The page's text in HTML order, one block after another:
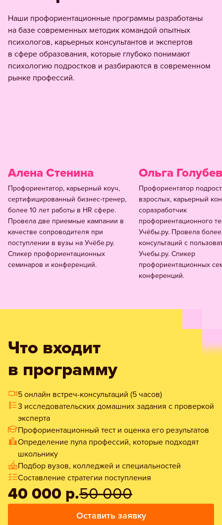
Наши профориентационные программы разработаны
на базе современных методик командой опытных
психологов, карьерных консультантов и экспертов
в сфере образования, которые глубоко понимают
психологию подростков и разбираются в современном
рынке профессий.
Алена Стенина
Профориентатор, карьерный коуч,
сертифицированный бизнес-тренер,
более 10 лет работы в HR сфере.
Провела две приемные кампании в
качестве сопроводителя при
поступлении в вузы на Учёбе.ру.
Спикер профориентационных
семинаров и конференций.
Ольга
Профориентатор
взрослых, карьерный
соразработчик
профориентационного
Учёбы.ру. Провела
консультаций с
Учебы.ру. Спикер
профориентационных
конференций.
Что входит
в программу
5 онлайн встреч-консультаций (5 часов)
3 исследовательских домашних задания с проверкой
эксперта
Профориентационный тест и оценка его результатов
Определение пула профессий, которые подходят
школьнику
Подбор вузов, колледжей и специальностей
Составление стратегии поступления
40 000 р.50 000
Оставить заявку